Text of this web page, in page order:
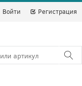
Войти Регистрация